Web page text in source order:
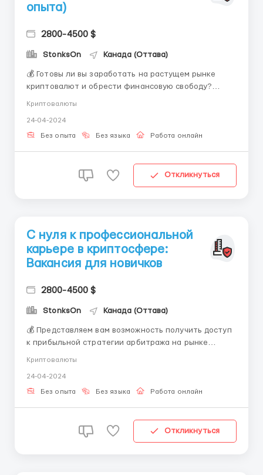
опыта)
2800-4500 $
StonksOn Канада (Оттава)
💰 Готовы ли вы заработать на растущем рынке
криптовалют и обрести финансовую свободу?
амбициозных и уверенных в себе людей, готовых
исследовать возможности заработка на разнице в
Криптовалюты
24-04-2024
Без опыта Без языка Работа онлайн
Откликнуться
С нуля к профессиональной
карьере в криптосфере:
Вакансия для новичков
2800-4500 $
StonksOn Канада (Оттава)
💰 Представляем вам возможность получить доступ
к прибыльной стратегии арбитража на рынке
Преимущества нашей системы: 1️⃣ Прибыльная
стратегия: Мы предоставляем вам проверенную и
Криптовалюты
24-04-2024
Без опыта Без языка Работа онлайн
Откликнуться